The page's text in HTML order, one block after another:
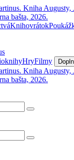
Knihovrátok
HryFilmy